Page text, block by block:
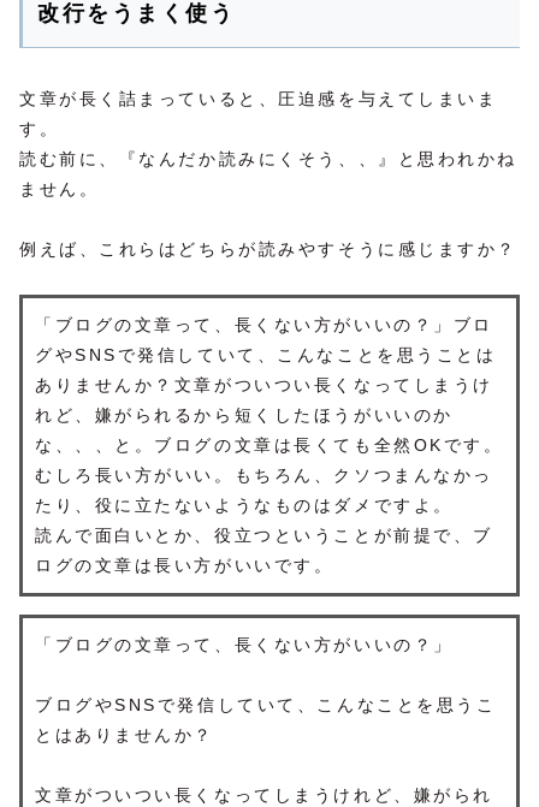
改行をうまく使う
文章が長く詰まっていると、圧迫感を与えてしまいま
す。
読む前に、『なんだか読みにくそう、、』と思われかね
ません。
例えば、これらはどちらが読みやすそうに感じますか？
「ブログの文章って、長くない方がいいの？」ブロ
グやSNSで発信していて、こんなことを思うことは
ありませんか？文章がついつい長くなってしまうけ
れど、嫌がられるから短くしたほうがいいのか
な、、、と。ブログの文章は長くても全然OKです。
むしろ長い方がいい。もちろん、クソつまんなかっ
たり、役に立たないようなものはダメですよ。
読んで面白いとか、役立つということが前提で、ブ
ログの文章は長い方がいいです。
「ブログの文章って、長くない方がいいの？」
ブログやSNSで発信していて、こんなことを思うこ
とはありませんか？
文章がついつい長くなってしまうけれど、嫌がられ